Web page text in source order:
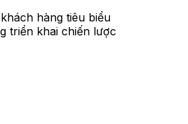
hàng tiêu biểu
triển khai chiến lược